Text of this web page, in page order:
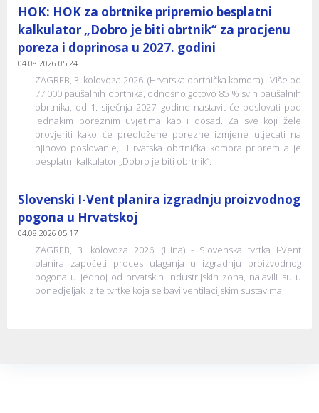
HOK: HOK za obrtnike pripremio besplatni
kalkulator „Dobro je biti obrtnik“ za procjenu
poreza i doprinosa u 2027. godini
04.08.2026 05:24
ZAGREB, 3. kolovoza 2026. (Hrvatska obrtnička komora) - Više od
77.000 paušalnih obrtnika, odnosno gotovo 85 % svih paušalnih
obrtnika, od 1. siječnja 2027. godine nastavit će poslovati pod
jednakim poreznim uvjetima kao i dosad. Za sve koji žele
provjeriti kako će predložene porezne izmjene utjecati na
njihovo poslovanje, Hrvatska obrtnička komora pripremila je
besplatni kalkulator „Dobro je biti obrtnik“.
Slovenski I-Vent planira izgradnju proizvodnog
pogona u Hrvatskoj
04.08.2026 05:17
ZAGREB, 3. kolovoza 2026. (Hina) - Slovenska tvrtka I-Vent
planira započeti proces ulaganja u izgradnju proizvodnog
pogona u jednoj od hrvatskih industrijskih zona, najavili su u
ponedjeljak iz te tvrtke koja se bavi ventilacijskim sustavima.